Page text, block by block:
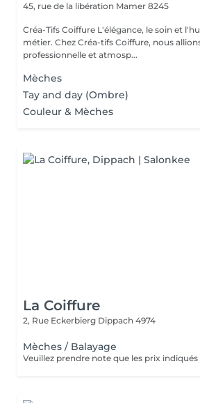
45, rue de la libération Mamer 8245
Créa-Tifs Coiffure L'élégance, le soin et l'humain au cur de notre
métier. Chez Créa-tifs Coiffure, nous
professionnelle et atmosp...
Mèches
Tay and day (Ombre)
Couleur & Mèches
La Coiffure
2, Rue Eckerbierg Dippach 4974
Mèches / Balayage